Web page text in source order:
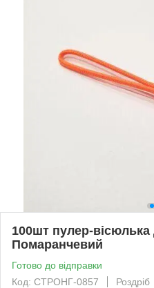
100шт пулер-вісюлька
Помаранчевий
Готово до відправки
Код: СТРОНГ-0857
Роздріб